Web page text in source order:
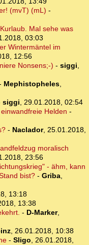
(mvT) (mL) -
Mal sehe was
03:03
Wintermäntel im
12:56
Nonsens;-) - siggi,
Mephistopheles,
siggi, 29.01.2018, 02:54
Helden -
- Naclador, 25.01.2018,
moralisch
23:56
- ähm, kann
bist? - Griba,
13:18
13:38
- D-Marker,
, 26.01.2018, 10:38
- Sligo, 26.01.2018,